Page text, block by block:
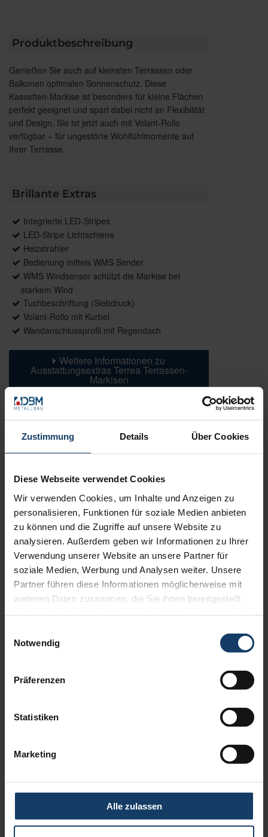
Zustimmung Details Über Cookies
Diese Webseite verwendet Cookies
Wir verwenden Cookies, um Inhalte und Anzeigen zu
personalisieren, Funktionen für soziale Medien anbieten
zu können und die Zugriffe auf unsere Website zu
analysieren. Außerdem geben wir Informationen zu Ihrer
Verwendung unserer Website an unsere Partner für
soziale Medien, Werbung und Analysen weiter. Unsere
Partner führen diese Informationen möglicherweise mit
weiteren Daten zusammen, die Sie ihnen bereitgestellt
Notwendig
Präferenzen
Statistiken
Marketing
Alle zulassen
Produktbeschreibung
Genießen Sie auch auf kleinsten Terrassen oder
Balkonen optimalen Sonnenschutz. Diese
Kassetten-Markise ist besonders für kleine Flächen
perfekt geeignet und spart dabei nicht an Flexibilität
und Design. Sie ist jetzt auch mit Volant-Rollo
verfügbar – für ungestörte Wohlfühlmomente auf
Ihrer Terrasse.
Brillante Extras
Integrierte LED-Stripes
LED-Stripe Lichtschiene
Heizstrahler
Bedienung mittels WMS Sender
WMS Windsensor schützt die Markise bei
starkem Wind
Tuchbeschriftung (Siebdruck)
Volant-Rollo mit Kurbel
Wandanschlussprofil mit Regendach
Weitere Informationen zu
Ausstattungsextras Terrea Terrassen-
Markisen
Das könnte Sie auch interessieren